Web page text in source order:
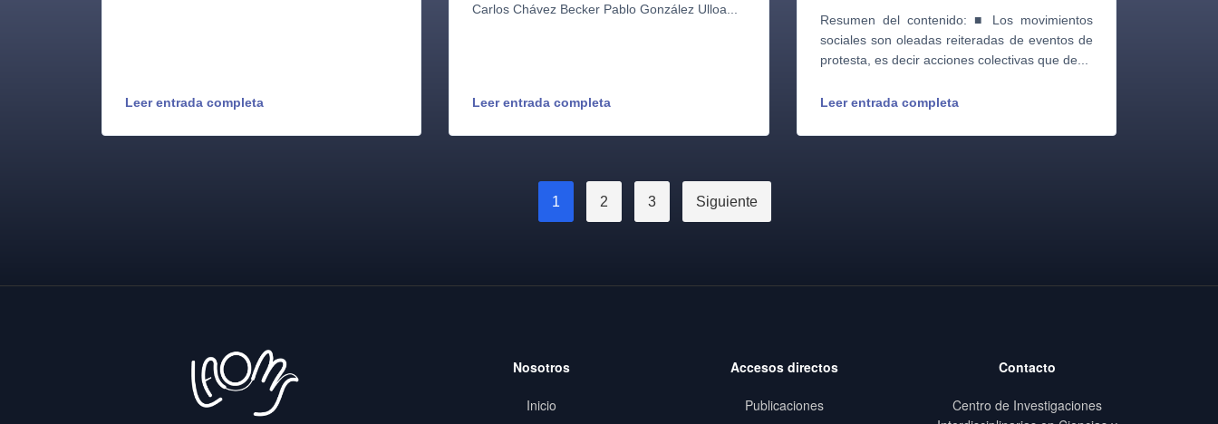
Leer entrada completa
Carlos Chávez Becker Pablo González Ulloa...
Leer entrada completa
Resumen del contenido: ■ Los movimientos
sociales son oleadas reiteradas de eventos de
protesta, es decir acciones colectivas que de...
Leer entrada completa
1 2 3 Siguiente
Nosotros
Inicio
Accesos directos
Publicaciones
Contacto
Centro de Investigaciones